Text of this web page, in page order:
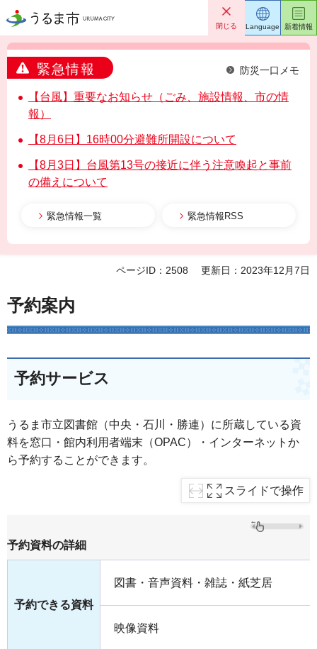
うるま市 閉じる
緊急情報 防災一口メモ
【台風】重要なお知らせ（ごみ、施設情報、市の情
報）
【8月6日】16時00分避難所開設について
【8月3日】台風第13号の接近に伴う注意喚起と事前
の備えについて
緊急情報一覧 緊急情報RSS
Language 新着情報
ページID：2508 更新日：2023年12月7日
予約案内
予約サービス
うるま市立図書館（中央・石川・勝連）に所蔵している資
料を窓口・館内利用者端末（OPAC）・インターネットか
ら予約することができます。
スライドで操作
予約資料の詳細
予約できる資料
図書・音声資料・雑誌・紙芝居
映像資料